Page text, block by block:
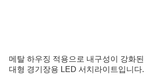
메탈 하우징 적용으로 내구성이 강화된
대형 경기장용 LED 서치라이트입니다.